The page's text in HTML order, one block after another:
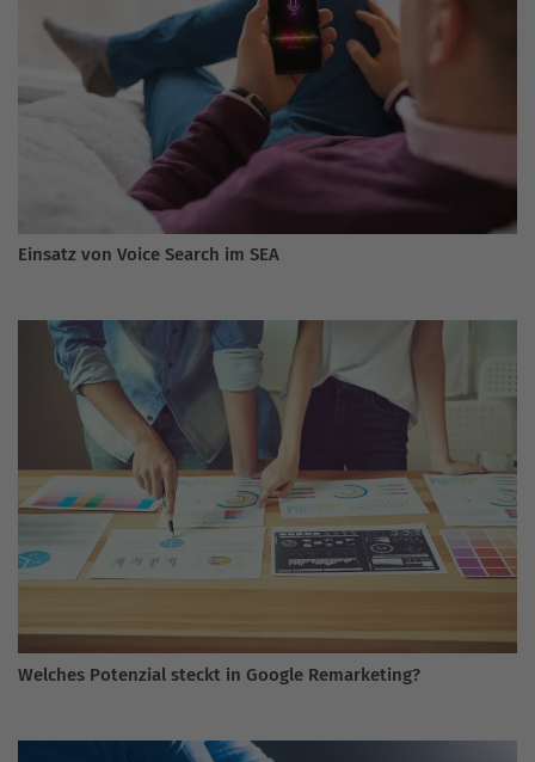
Einsatz von Voice Search im SEA
Welches Potenzial steckt in Google Remarketing?